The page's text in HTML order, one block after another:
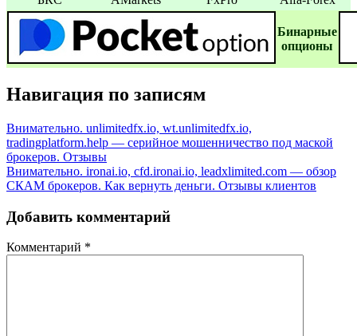
Бинаpные
oпционы
Навигация по записям
Внимательно. unlimitedfx.io, wt.unlimitedfx.io,
tradingplatform.help — серийное мошенничество под маской
брокеров. Отзывы
Внимательно. ironai.io, cfd.ironai.io, leadxlimited.com — обзор
СКАМ брокеров. Как вернуть деньги. Отзывы клиентов
Добавить комментарий
Комментарий *